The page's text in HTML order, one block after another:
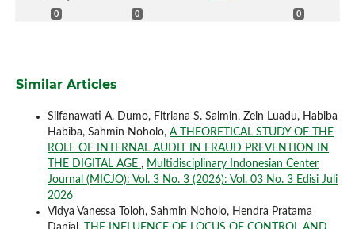
0 0 0
Similar Articles
Silfanawati A. Dumo, Fitriana S. Salmin, Zein Luadu, Habiba
Habiba, Sahmin Noholo, A THEORETICAL STUDY OF THE
ROLE OF INTERNAL AUDIT IN FRAUD PREVENTION IN
THE DIGITAL AGE , Multidisciplinary Indonesian Center
Journal (MICJO): Vol. 3 No. 3 (2026): Vol. 03 No. 3 Edisi Juli
2026
Vidya Vanessa Toloh, Sahmin Noholo, Hendra Pratama